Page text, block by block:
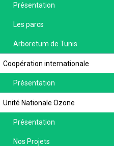
Présentation
Les parcs
Arboretum de Tunis
Coopération internationale
Présentation
Unité Nationale Ozone
Présentation
Nos Projets